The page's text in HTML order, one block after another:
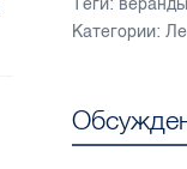
Теги: веранды
Категории: